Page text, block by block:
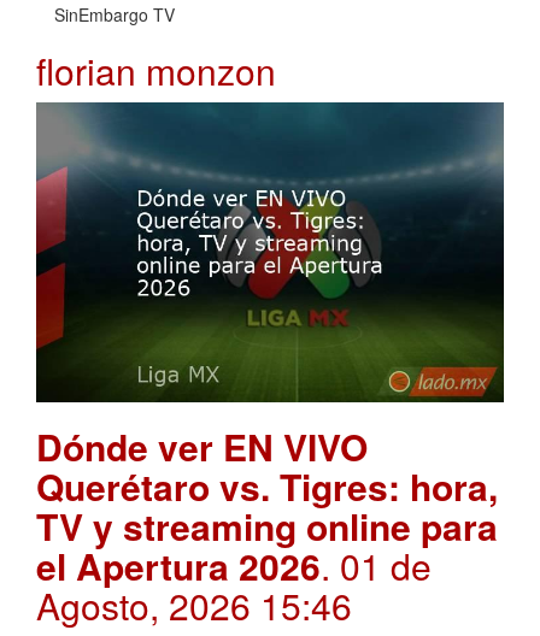
SinEmbargo TV
florian monzon
Dónde ver EN VIVO
Querétaro vs. Tigres: hora,
TV y streaming online para
el Apertura 2026. 01 de
Agosto, 2026 15:46